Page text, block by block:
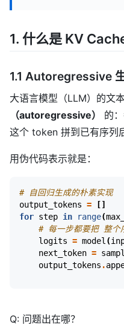
1. 什么是 KV
1.1 Autoregressive
大语言模型（LLM）的文
（autoregressive）
的
这个 token 拼到已有序列
用伪代码表示就是：
# 自回归生成的朴素实现
output_tokens =
[]
for step in range(
# 每一步都要把 整个
logits = model (
next_token =
output_tokens .
Q: 问题出在哪？